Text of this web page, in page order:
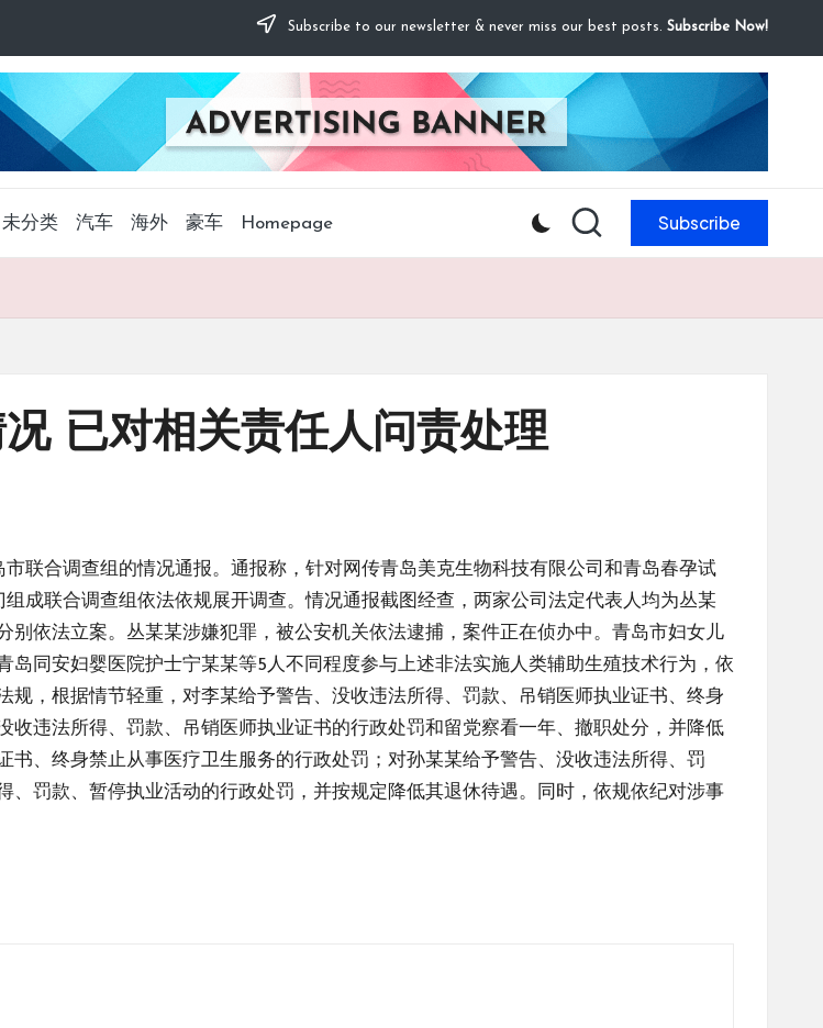
Subscribe to our newsletter & never miss our best posts. Subscribe Now!
未分类 汽车 海外 豪车 Homepage Subscribe
已对相关责任人问责处理
联合调查组的情况通报。通报称，针对网传青岛美克生物科技有限公司和青岛春孕试
成联合调查组依法依规展开调查。情况通报截图经查，两家公司法定代表人均为丛某
依法立案。丛某某涉嫌犯罪，被公安机关依法逮捕，案件正在侦办中。青岛市妇女儿
同安妇婴医院护士宁某某等5人不同程度参与上述非法实施人类辅助生殖技术行为，依
，根据情节轻重，对李某给予警告、没收违法所得、罚款、吊销医师执业证书、终身
违法所得、罚款、吊销医师执业证书的行政处罚和留党察看一年、撤职处分，并降低
、终身禁止从事医疗卫生服务的行政处罚；对孙某某给予警告、没收违法所得、罚
罚款、暂停执业活动的行政处罚，并按规定降低其退休待遇。同时，依规依纪对涉事